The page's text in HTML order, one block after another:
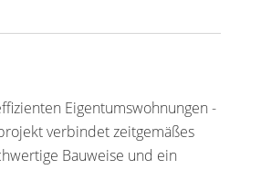
Eigentumswohnungen -
verbindet zeitgemäßes
Bauweise und ein